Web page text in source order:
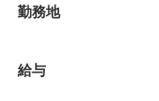
勤務地
給与